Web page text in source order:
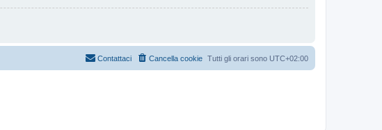
Tutti gli orari sono UTC+02:00
Cancella cookie
Contattaci